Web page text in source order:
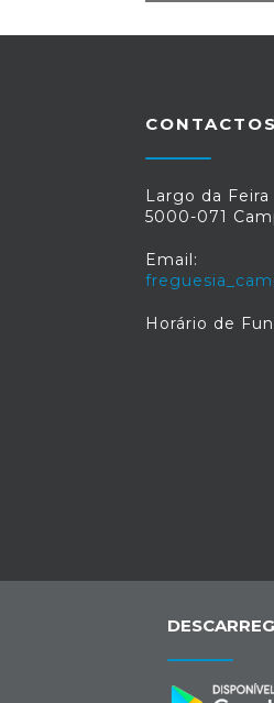
CONTACTOS
Largo da Feira
5000-071
Email:
Horário de